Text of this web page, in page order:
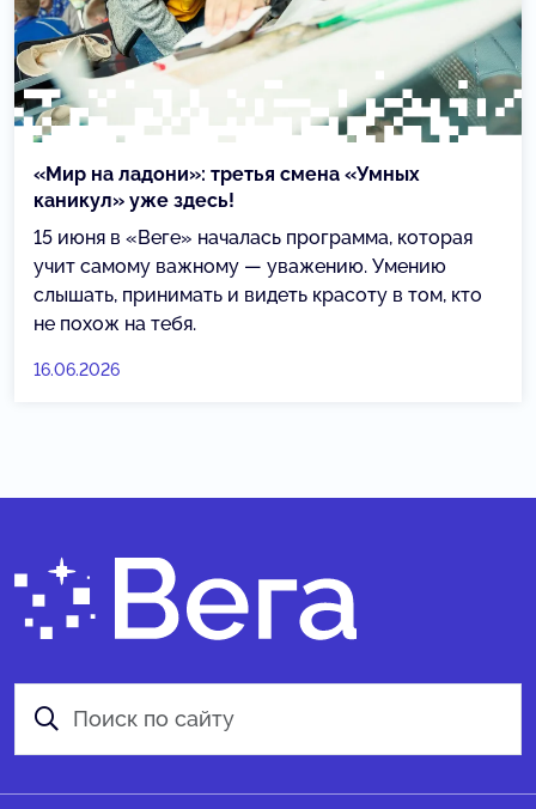
«Мир на ладони»: третья смена «Умных
каникул» уже здесь!
15 июня в «Веге» началась программа, которая
учит самому важному — уважению. Умению
слышать, принимать и видеть красоту в том, кто
не похож на тебя.
16.06.2026